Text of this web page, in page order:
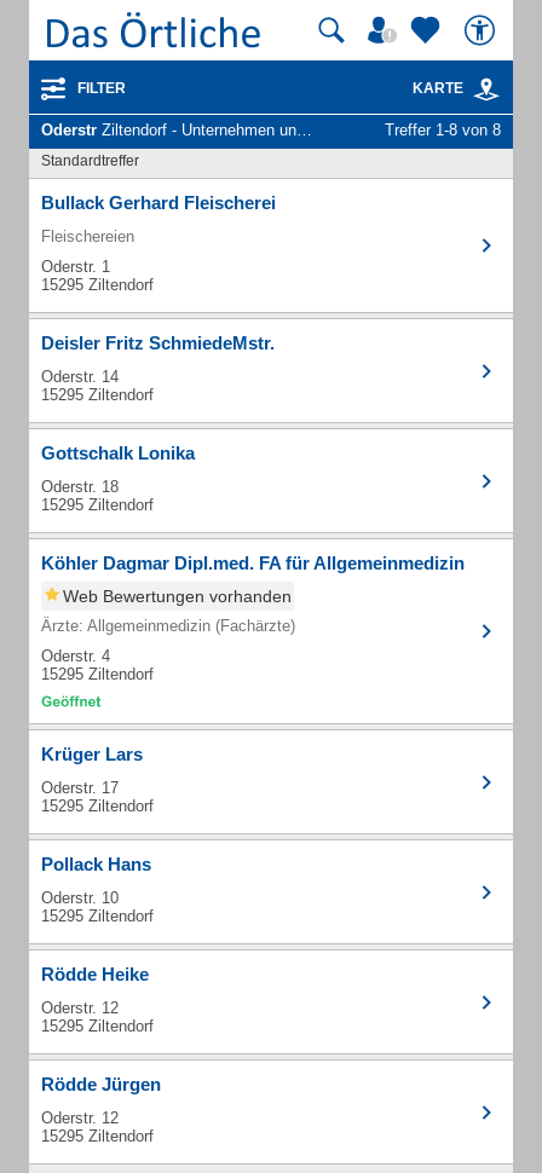
FILTER KARTE
Oderstr Ziltendorf - Unternehmen und Personen Treffer 1-8 von 8
Standardtreffer
Bullack Gerhard Fleischerei
Fleischereien
Oderstr. 1
15295 Ziltendorf
Deisler Fritz SchmiedeMstr.
Oderstr. 14
15295 Ziltendorf
Gottschalk Lonika
Oderstr. 18
15295 Ziltendorf
Köhler Dagmar Dipl.med. FA für Allgemeinmedizin
Web Bewertungen vorhanden
Ärzte: Allgemeinmedizin (Fachärzte)
Oderstr. 4
15295 Ziltendorf
Krüger Lars
Oderstr. 17
15295 Ziltendorf
Pollack Hans
Oderstr. 10
15295 Ziltendorf
Rödde Heike
Oderstr. 12
15295 Ziltendorf
Rödde Jürgen
Oderstr. 12
15295 Ziltendorf